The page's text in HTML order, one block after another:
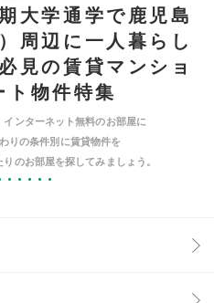
大学通学で鹿児島
周辺に一人暮らし
見の賃貸マンショ
ト物件特集
ンターネット無料のお部屋に
りの条件別に賃貸物件を
のお部屋を探してみましょう。